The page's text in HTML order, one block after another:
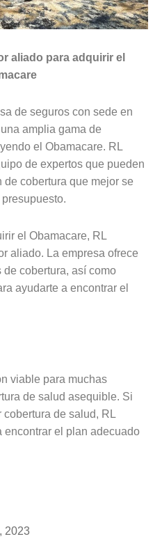
aliado para adquirir el
de seguros con sede en
amplia gama de
el Obamacare. RL
de expertos que pueden
cobertura que mejor se
el Obamacare, RL
aliado. La empresa ofrece
cobertura, así como
ayudarte a encontrar el
viable para muchas
de salud asequible. Si
de salud, RL
encontrar el plan adecuado
2023